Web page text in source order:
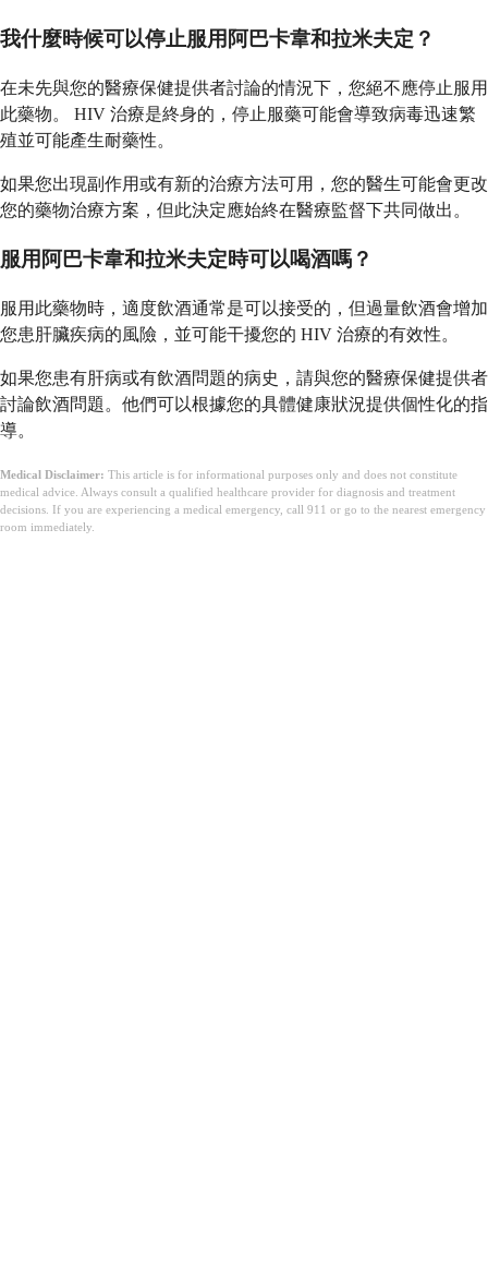
我什麼時候可以停止服用阿巴卡韋和拉米夫定？
在未先與您的醫療保健提供者討論的情況下，您絕不應停止服用
此藥物。 HIV 治療是終身的，停止服藥可能會導致病毒迅速繁
殖並可能產生耐藥性。
如果您出現副作用或有新的治療方法可用，您的醫生可能會更改
您的藥物治療方案，但此決定應始終在醫療監督下共同做出。
服用阿巴卡韋和拉米夫定時可以喝酒嗎？
服用此藥物時，適度飲酒通常是可以接受的，但過量飲酒會增加
您患肝臟疾病的風險，並可能干擾您的 HIV 治療的有效性。
如果您患有肝病或有飲酒問題的病史，請與您的醫療保健提供者
討論飲酒問題。他們可以根據您的具體健康狀況提供個性化的指
導。
Medical Disclaimer: This article is for informational purposes only and does not constitute
medical advice. Always consult a qualified healthcare provider for diagnosis and treatment
decisions. If you are experiencing a medical emergency, call 911 or go to the nearest emergency
room immediately.